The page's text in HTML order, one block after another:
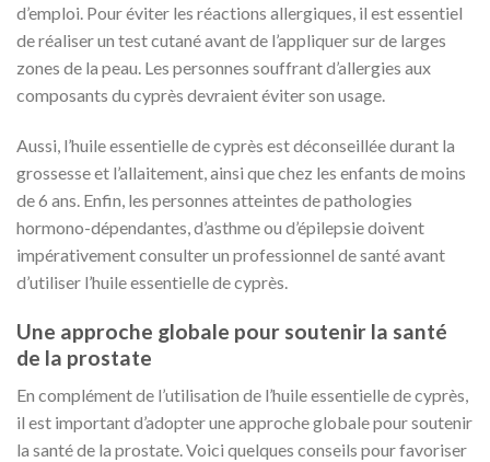
d’emploi. Pour éviter les réactions allergiques, il est essentiel
de réaliser un test cutané avant de l’appliquer sur de larges
zones de la peau. Les personnes souffrant d’allergies aux
composants du cyprès devraient éviter son usage.
Aussi, l’huile essentielle de cyprès est déconseillée durant la
grossesse et l’allaitement, ainsi que chez les enfants de moins
de 6 ans. Enfin, les personnes atteintes de pathologies
hormono-dépendantes, d’asthme ou d’épilepsie doivent
impérativement consulter un professionnel de santé avant
d’utiliser l’huile essentielle de cyprès.
Une approche globale pour soutenir la santé
de la prostate
En complément de l’utilisation de l’huile essentielle de cyprès,
il est important d’adopter une approche globale pour soutenir
la santé de la prostate. Voici quelques conseils pour favoriser